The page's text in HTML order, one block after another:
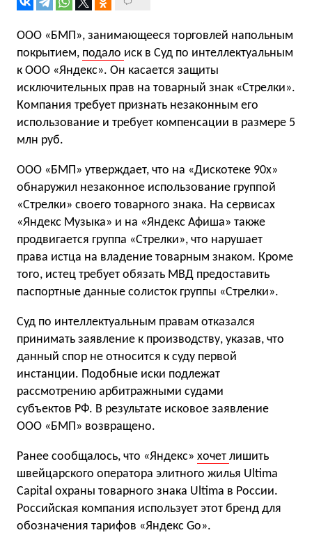
ООО «БМП», занимающееся торговлей напольным
покрытием, подало иск в Суд по интеллектуальным
к ООО «Яндекс». Он касается защиты
исключительных прав на товарный знак «Стрелки».
Компания требует признать незаконным его
использование и требует компенсации в размере 5
млн руб.
ООО «БМП» утверждает, что на «Дискотеке 90х»
обнаружил незаконное использование группой
«Стрелки» своего товарного знака. На сервисах
«Яндекс Музыка» и на «Яндекс Афиша» также
продвигается группа «Стрелки», что нарушает
права истца на владение товарным знаком. Кроме
того, истец требует обязать МВД предоставить
паспортные данные солисток группы «Стрелки».
Суд по интеллектуальным правам отказался
принимать заявление к производству, указав, что
данный спор не относится к суду первой
инстанции. Подобные иски подлежат
рассмотрению арбитражными судами
субъектов РФ. В результате исковое заявление
ООО «БМП» возвращено.
Ранее сообщалось, что «Яндекс» хочет лишить
швейцарского оператора элитного жилья Ultima
Capital охраны товарного знака Ultima в России.
Российская компания использует этот бренд для
обозначения тарифов «Яндекс Go».